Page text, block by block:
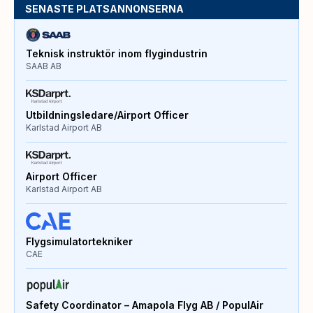
SENASTE PLATSANNONSERNA
Teknisk instruktör inom flygindustrin
SAAB AB
Utbildningsledare/Airport Officer
Karlstad Airport AB
Airport Officer
Karlstad Airport AB
Flygsimulatortekniker
CAE
Safety Coordinator – Amapola Flyg AB / PopulAir